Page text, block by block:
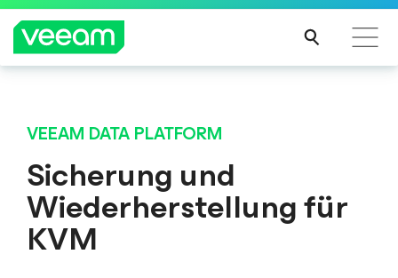
Update von CrowdStrike betroffen sind
R
ERFA
HRE
Update von CrowdStrike betroffen sind
R
ERFA
HRE
VEEAM DATA PLATFORM
Sicherung und
Wiederherstellung für
KVM